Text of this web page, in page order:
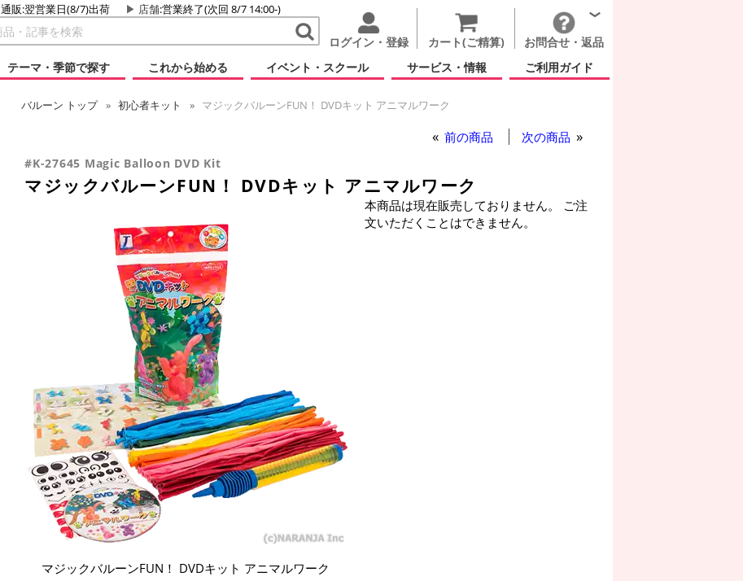
通販:翌営業日(8/7)出荷 店舗:営業終了(次回 8/7 14:00-)
ログイン・登録 カート(ご精算)
お問合せ・返品
テーマ・季節で探す
これから始める イベント・スクール サービス・情報 ご利用ガイド
バルーン トップ 初心者キット マジックバルーンFUN！ DVDキット アニマルワーク
前の商品 次の商品
#K-27645 Magic Balloon DVD Kit
マジックバルーンFUN！ DVDキット アニマルワーク
マジックバルーンFUN！ DVDキット アニマルワーク
本商品は現在販売しておりません。 ご注
文いただくことはできません。